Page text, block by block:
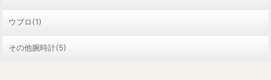
ウブロ(1)
その他腕時計(5)